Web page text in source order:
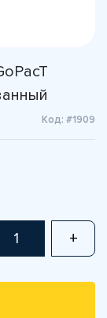
Код: #1909
+